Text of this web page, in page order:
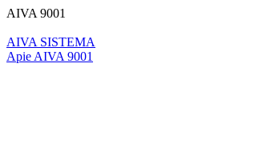
AIVA 9001
AIVA SISTEMA
Apie AIVA 9001